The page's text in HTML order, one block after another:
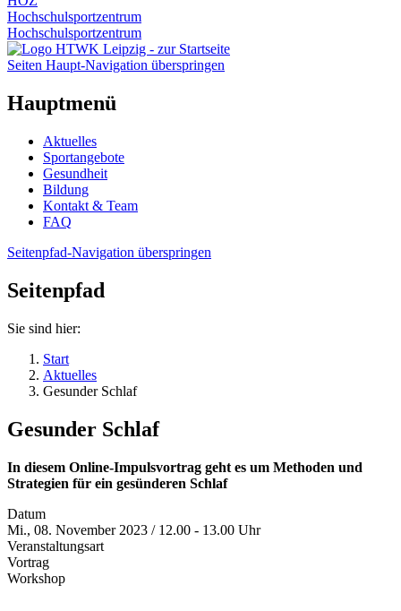
Hochschulsportzentrum
Hochschulsportzentrum
Seiten Haupt-Navigation überspringen
Hauptmenü
Aktuelles
Sportangebote
Gesundheit
Bildung
Kontakt & Team
FAQ
Seitenpfad-Navigation überspringen
Seitenpfad
Sie sind hier:
Start
Aktuelles
Gesunder Schlaf
Gesunder Schlaf
In diesem Online-Impulsvortrag geht es um Methoden und
Strategien für ein gesünderen Schlaf
Datum
Mi., 08. November 2023 / 12.00 - 13.00 Uhr
Veranstaltungsart
Vortrag
Workshop